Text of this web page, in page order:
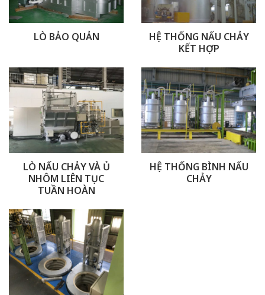
LÒ BẢO QUẢN
HỆ THỐNG NẤU CHẢY
KẾT HỢP
LÒ NẤU CHẢY VÀ Ủ
NHÔM LIÊN TỤC
TUẦN HOÀN
HỆ THỐNG BÌNH NẤU
CHẢY